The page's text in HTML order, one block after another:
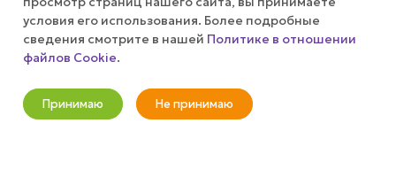
КАК СДЕЛАТЬ ЗАКАЗ?
+7 (800) 100-37-51
условия его использования. Более подробные
сведения смотрите в нашей Политике в отношении
файлов Cookie.
Принимаю Не принимаю